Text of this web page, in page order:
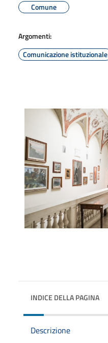
Comune
Argomenti:
Comunicazione istituzionale
INDICE DELLA PAGINA
Descrizione